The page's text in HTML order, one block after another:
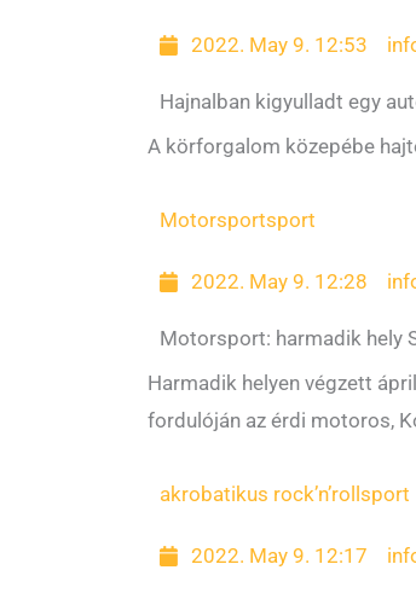
2022. May 9. 12:53
Hajnalban kigyulladt egy
A körforgalom közepébe
Motorsportsport
2022. May 9. 12:28
Motorsport: harmadik hely
Harmadik helyen végzett
fordulóján az érdi motoros,
akrobatikus rock’n’roll sport
2022. May 9. 12:17